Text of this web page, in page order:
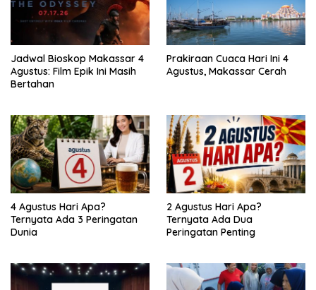
Jadwal Bioskop Makassar 4
Agustus: Film Epik Ini Masih
Bertahan
Prakiraan Cuaca Hari Ini 4
Agustus, Makassar Cerah
4 Agustus Hari Apa?
Ternyata Ada 3 Peringatan
Dunia
2 Agustus Hari Apa?
Ternyata Ada Dua
Peringatan Penting